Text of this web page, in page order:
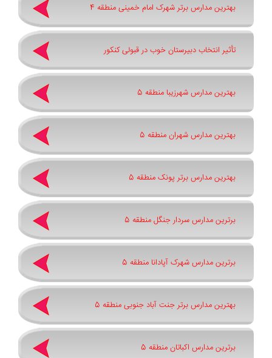
بهترین مدارس برتر شهرک امام خمینی منطقه 4
تأثیر انتخاب دبیرستان خوب در قبولی کنکور
بهترین مدارس شهرزیبا منطقه 5
بهترین مدارس شهران منطقه 5
بهترین مدارس برتر پونک منطقه 5
برترین مدارس سردار جنگل منطقه 5
برترین مدارس شهرک آپادانا منطقه 5
بهترین مدارس برتر جنت آباد جنوبی منطقه 5
برترین مدارس اکباتان منطقه 5